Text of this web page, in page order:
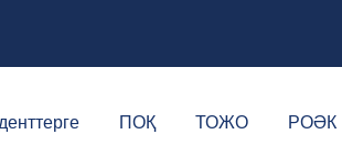
ПОҚ ТОЖО РОӘК